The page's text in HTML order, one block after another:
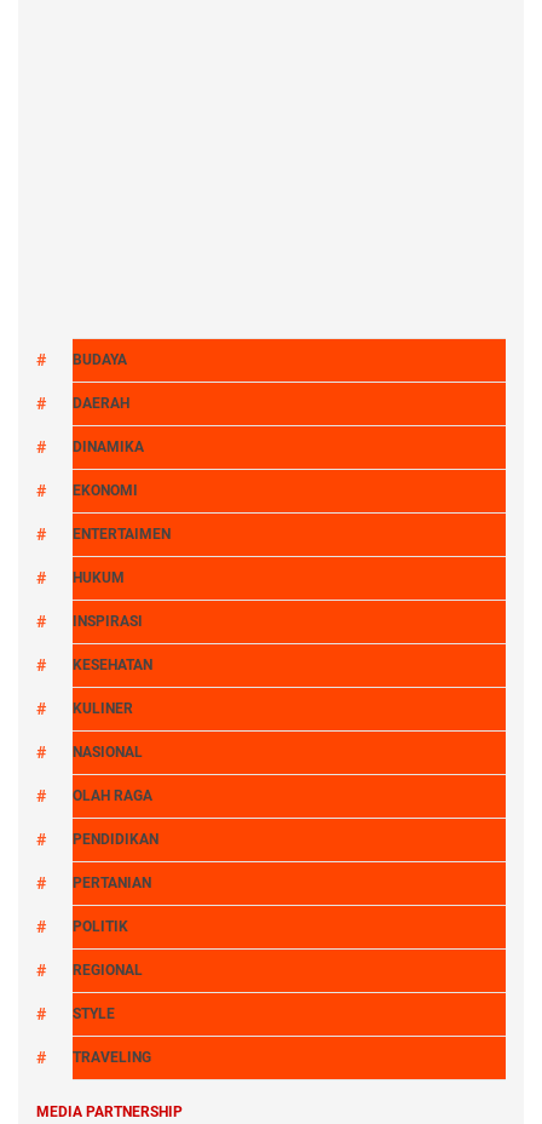
BUDAYA
DAERAH
DINAMIKA
EKONOMI
ENTERTAIMEN
HUKUM
INSPIRASI
KESEHATAN
KULINER
NASIONAL
OLAH RAGA
PENDIDIKAN
PERTANIAN
POLITIK
REGIONAL
STYLE
TRAVELING
MEDIA PARTNERSHIP